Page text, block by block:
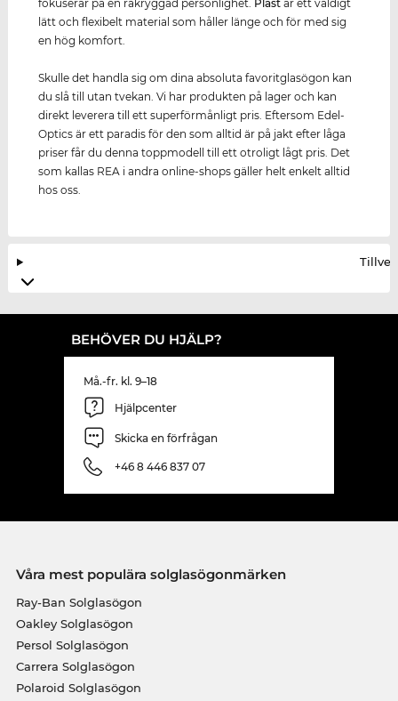
fokuserar på en rakryggad personlighet. Plast är ett väldigt
lätt och flexibelt material som håller länge och för med sig
en hög komfort.
Skulle det handla sig om dina absoluta favoritglasögon kan
du slå till utan tvekan. Vi har produkten på lager och kan
direkt leverera till ett superförmånligt pris. Eftersom Edel-
Optics är ett paradis för den som alltid är på jakt efter låga
priser får du denna toppmodell till ett otroligt lågt pris. Det
som kallas REA i andra online-shops gäller helt enkelt alltid
hos oss.
BEHÖVER DU HJÄLP?
Må.-fr. kl. 9–18
Hjälpcenter
Skicka en förfrågan
+46 8 446 837 07
Våra mest populära solglasögonmärken
Ray-Ban Solglasögon
Oakley Solglasögon
Persol Solglasögon
Carrera Solglasögon
Polaroid Solglasögon